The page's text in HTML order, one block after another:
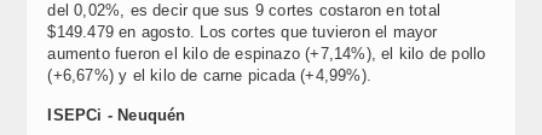
del 0,02%, es decir que sus 9 cortes costaron en total
$149.479 en agosto. Los cortes que tuvieron el mayor
aumento fueron el kilo de espinazo (+7,14%), el kilo de pollo
(+6,67%) y el kilo de carne picada (+4,99%).
ISEPCi - Neuquén